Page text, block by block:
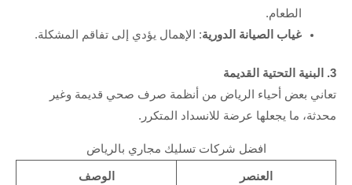
الطعام.
غياب الصيانة الدورية: الإهمال يؤدي إلى تفاقم المشكلة.
3. البنية التحتية القديمة
تعاني بعض أحياء الرياض من أنظمة صرف صحي قديمة وغير
محدثة، ما يجعلها عرضة للانسداد المتكرر.
افضل شركات تسليك مجاري بالرياض
العنصر الوصف